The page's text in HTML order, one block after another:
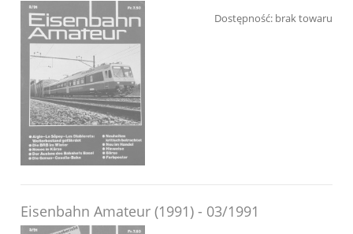
Dostępność: brak towaru
Eisenbahn Amateur (1991) - 03/1991